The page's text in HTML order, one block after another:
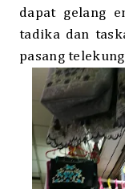
dapat gelang
tadika dan
pasang